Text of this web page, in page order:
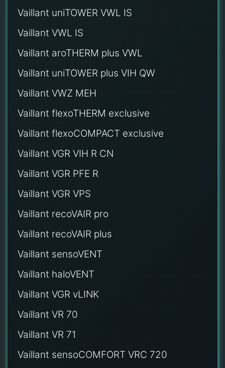
Vaillant uniTOWER VWL IS
Vaillant VWL IS
Vaillant aroTHERM plus VWL
Vaillant uniTOWER plus VIH QW
Vaillant VWZ MEH
Vaillant flexoTHERM exclusive
Vaillant flexoCOMPACT exclusive
Vaillant VGR VIH R CN
Vaillant VGR PFE R
Vaillant VGR VPS
Vaillant recoVAIR pro
Vaillant recoVAIR plus
Vaillant sensoVENT
Vaillant haloVENT
Vaillant VGR vLINK
Vaillant VR 70
Vaillant VR 71
Vaillant sensoCOMFORT VRC 720